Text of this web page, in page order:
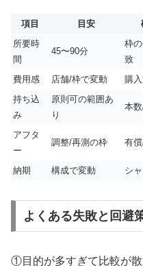
項目 目安
所要時
間
45〜90分
枠
致
費用感
店舗/枠で変動 購
持ち込
み
原則可の範囲あ
り
本
アフタ
ー
調整/再測の枠 有
納期 構成で変動 シ
よくある失敗と回避
①目的が多すぎて比較が